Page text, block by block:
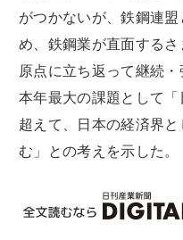
がつかないが、鉄鋼連
め、鉄鋼業が直面する
原点に立ち返って継続・
本年最大の課題として
超えて、日本の経済界
む」との考えを示した。